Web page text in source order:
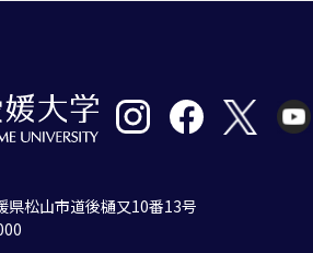
県松山市道後樋又10番13号